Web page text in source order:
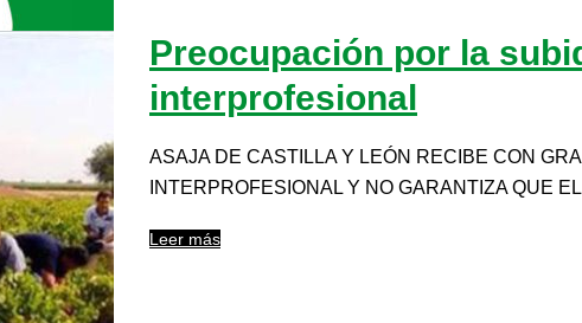
Preocupación por la
interprofesional
ASAJA DE CASTILLA Y LEÓN RECIBE CON
INTERPROFESIONAL Y NO GARANTIZA QUE
Leer más